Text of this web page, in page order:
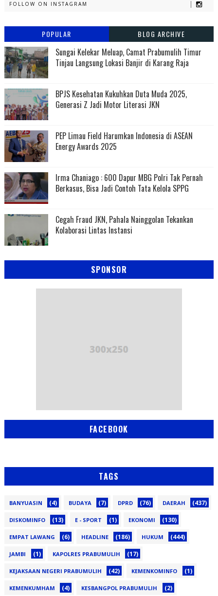
FOLLOW ON INSTAGRAM
POPULAR BLOG ARCHIVE
Sungai Kelekar Meluap, Camat Prabumulih Timur
Tinjau Langsung Lokasi Banjir di Karang Raja
BPJS Kesehatan Kukuhkan Duta Muda 2025,
Generasi Z Jadi Motor Literasi JKN
PEP Limau Field Harumkan Indonesia di ASEAN
Energy Awards 2025
Irma Chaniago : 600 Dapur MBG Polri Tak Pernah
Berkasus, Bisa Jadi Contoh Tata Kelola SPPG
Cegah Fraud JKN, Pahala Nainggolan Tekankan
Kolaborasi Lintas Instansi
SPONSOR
FACEBOOK
TAGS
BANYUASIN (4) BUDAYA (7) DPRD (76) DAERAH (437)
DISKOMINFO (13) E - SPORT (1) EKONOMI (130)
EMPAT LAWANG (6) HEADLINE (186) HUKUM (444)
JAMBI (1) KAPOLRES PRABUMULIH (17)
KEJAKSAAN NEGERI PRABUMULIH (42) KEMENKOMINFO (1)
KEMENKUMHAM (4) KESBANGPOL PRABUMULIH (2)